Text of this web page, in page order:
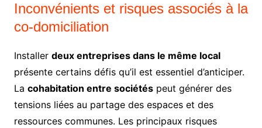
Inconvénients et risques associés à la
co-domiciliation
Installer deux entreprises dans le même local
présente certains défis qu’il est essentiel d’anticiper.
La cohabitation entre sociétéspeut générer des
tensions liées au partage des espaces et des
ressources communes. Les principaux risques